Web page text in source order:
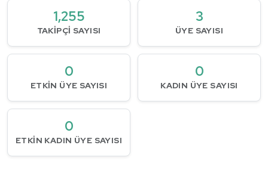
1,255
TAKIPÇI SAYISI
3
ÜYE SAYISI
0
ETKIN ÜYE SAYISI
0
KADIN ÜYE SAYISI
0
ETKIN KADIN ÜYE SAYISI